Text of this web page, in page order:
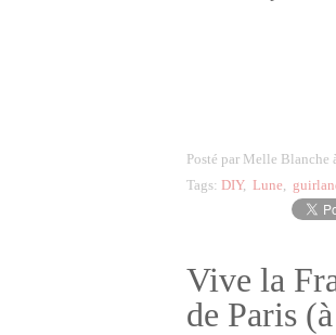
Posté par Melle Blanche
Tags: DIY, Lune,
Vive la
de Paris